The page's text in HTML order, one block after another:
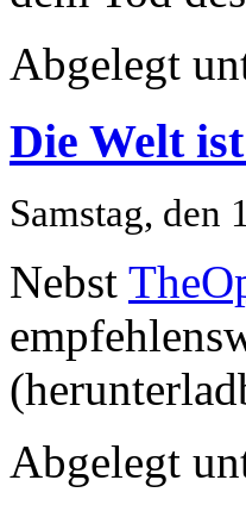
Abgelegt
Die Welt
Samstag, den
Nebst
Abgelegt